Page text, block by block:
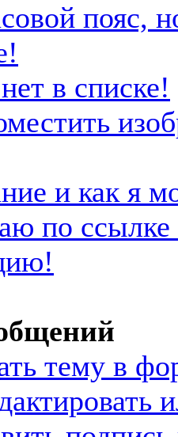
пояс,
в списке!
и как я
по
тему в